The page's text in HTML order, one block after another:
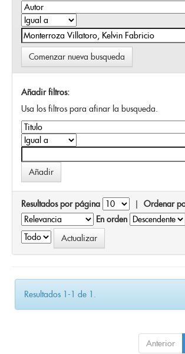
Comenzar nueva busqueda
Añadir filtros:
Usa los filtros para afinar la busqueda.
Resultados por página | Ordenar
En orden
Resultados 1-1 de 1.
Anterior